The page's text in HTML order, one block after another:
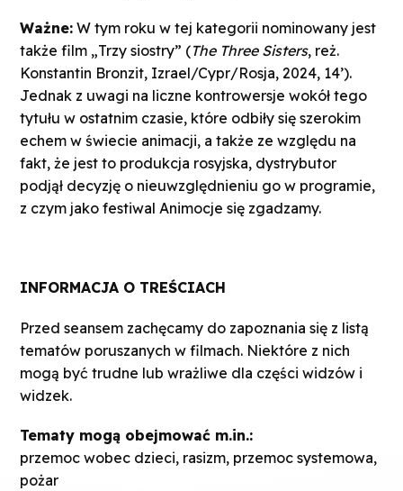
Ważne: W tym roku w tej kategorii nominowany jest
także film „Trzy siostry” (The Three Sisters, reż.
Konstantin Bronzit, Izrael/Cypr/Rosja, 2024, 14’).
Jednak z uwagi na liczne kontrowersje wokół tego
tytułu w ostatnim czasie, które odbiły się szerokim
echem w świecie animacji, a także ze względu na
fakt, że jest to produkcja rosyjska, dystrybutor
podjął decyzję o nieuwzględnieniu go w programie,
z czym jako festiwal Animocje się zgadzamy.
INFORMACJA O TREŚCIACH
Przed seansem zachęcamy do zapoznania się z listą
tematów poruszanych w filmach. Niektóre z nich
mogą być trudne lub wrażliwe dla części widzów i
widzek.
Tematy mogą obejmować m.in.:
przemoc wobec dzieci, rasizm, przemoc systemowa,
pożar